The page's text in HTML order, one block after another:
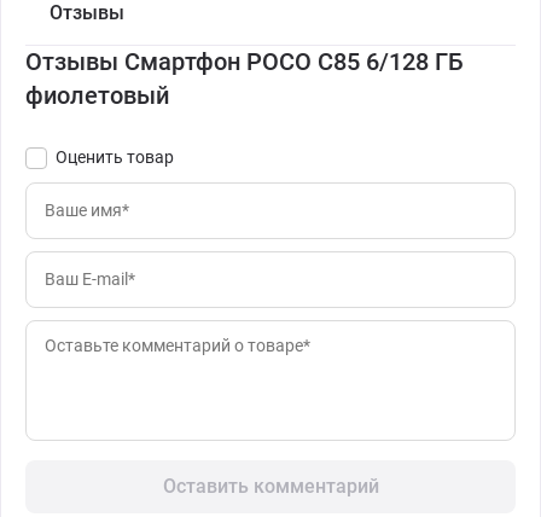
Отзывы
Отзывы Смартфон POCO C85 6/128 ГБ
фиолетовый
Оценить товар
Оставить комментарий